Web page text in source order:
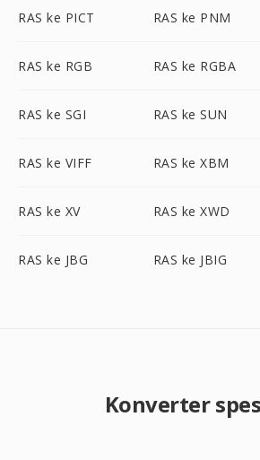
RAS ke PICT RAS ke PNM
RAS ke RGB RAS ke RGBA
RAS ke SGI RAS ke SUN
RAS ke VIFF RAS ke XBM
RAS ke XV RAS ke XWD
RAS ke JBG RAS ke JBIG
Konverter